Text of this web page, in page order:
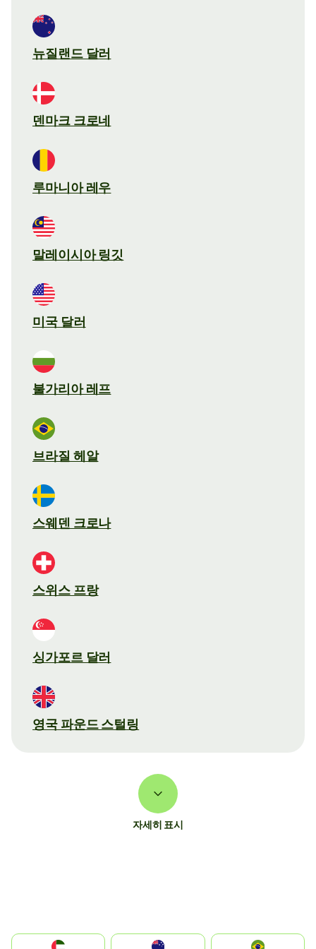
뉴질랜드 달러
덴마크 크로네
루마니아 레우
말레이시아 링깃
미국 달러
불가리아 레프
브라질 헤알
스웨덴 크로나
스위스 프랑
싱가포르 달러
영국 파운드 스털링
자세히 표시